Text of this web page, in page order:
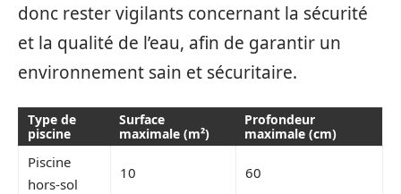
donc rester vigilants concernant la sécurité
et la qualité de l’eau, afin de garantir un
environnement sain et sécuritaire.
Type de
piscine
Surface
maximale (m²)
Profondeur
maximale (cm)
Piscine
hors-sol
10 60